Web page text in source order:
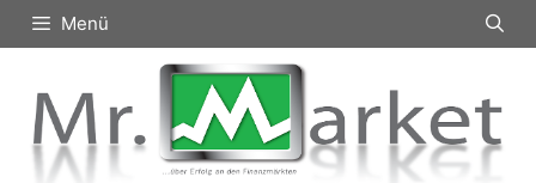
Inhalt
Menü